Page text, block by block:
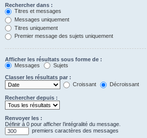
Rechercher dans :
Titres et messages
Messages uniquement
Titres uniquement
Premier message des sujets uniquement
Afficher les résultats sous forme de :
Messages
Sujets
Classer les résultats par :
Croissant
Décroissant
Rechercher depuis :
Renvoyer les :
Définir à 0 pour afficher l’intégralité du message.
premiers caractères des messages